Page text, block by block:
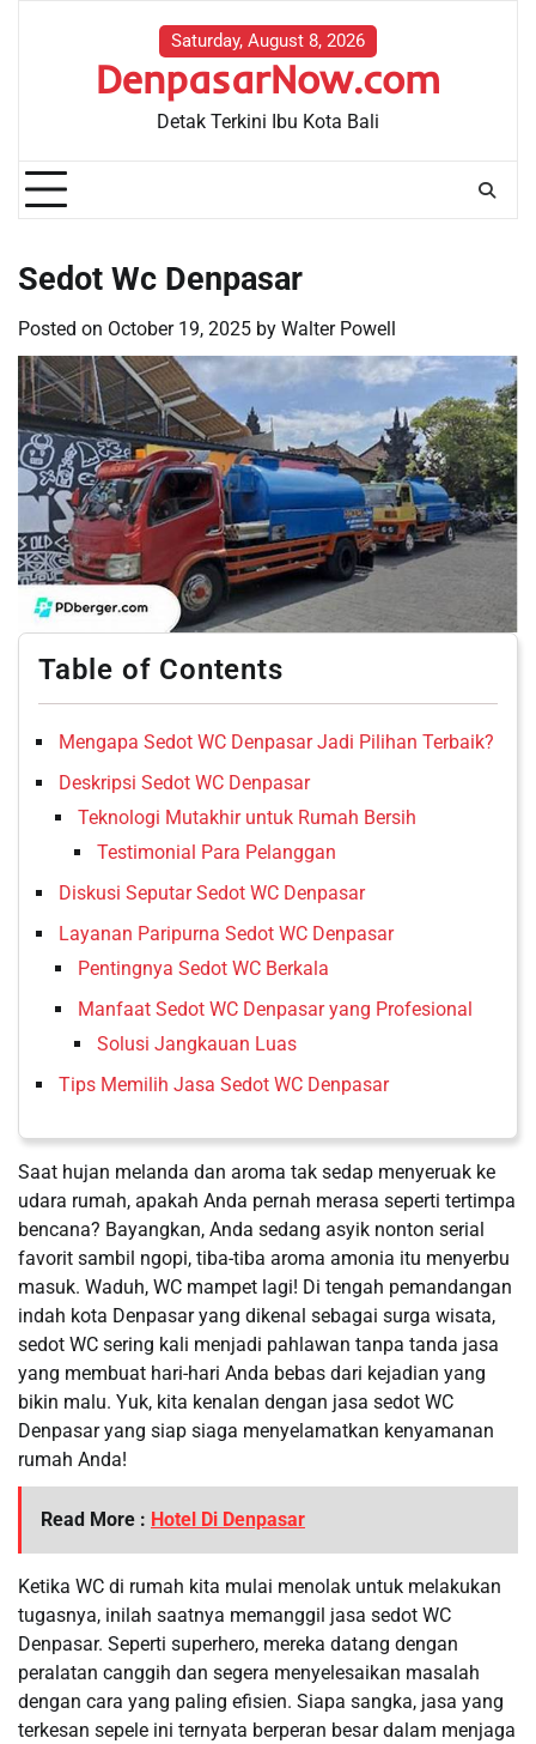
Saturday, August 8, 2026
DenpasarNow.com
Detak Terkini Ibu Kota Bali
Sedot Wc Denpasar
Posted on October 19, 2025 by Walter Powell
Table of Contents
Mengapa Sedot WC Denpasar Jadi Pilihan Terbaik?
Deskripsi Sedot WC Denpasar
Teknologi Mutakhir untuk Rumah Bersih
Testimonial Para Pelanggan
Diskusi Seputar Sedot WC Denpasar
Layanan Paripurna Sedot WC Denpasar
Pentingnya Sedot WC Berkala
Manfaat Sedot WC Denpasar yang Profesional
Solusi Jangkauan Luas
Tips Memilih Jasa Sedot WC Denpasar
Saat hujan melanda dan aroma tak sedap menyeruak ke
udara rumah, apakah Anda pernah merasa seperti tertimpa
bencana? Bayangkan, Anda sedang asyik nonton serial
favorit sambil ngopi, tiba-tiba aroma amonia itu menyerbu
masuk. Waduh, WC mampet lagi! Di tengah pemandangan
indah kota Denpasar yang dikenal sebagai surga wisata,
sedot WC sering kali menjadi pahlawan tanpa tanda jasa
yang membuat hari-hari Anda bebas dari kejadian yang
bikin malu. Yuk, kita kenalan dengan jasa sedot WC
Denpasar yang siap siaga menyelamatkan kenyamanan
rumah Anda!
Read More : Hotel Di Denpasar
Ketika WC di rumah kita mulai menolak untuk melakukan
tugasnya, inilah saatnya memanggil jasa sedot WC
Denpasar. Seperti superhero, mereka datang dengan
peralatan canggih dan segera menyelesaikan masalah
dengan cara yang paling efisien. Siapa sangka, jasa yang
terkesan sepele ini ternyata berperan besar dalam menjaga